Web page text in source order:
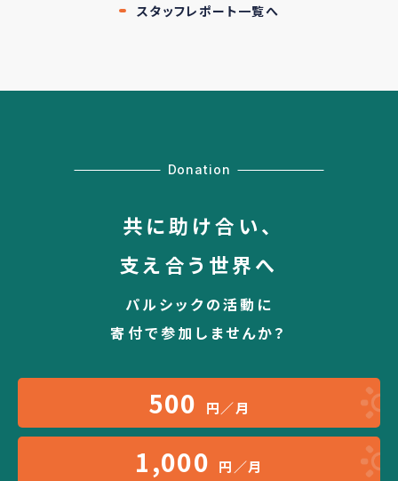
スタッフレポート一覧へ
Donation
共に助け合い、
支え合う世界へ
パルシックの活動に
寄付で参加しませんか？
500 円／月
1,000 円／月